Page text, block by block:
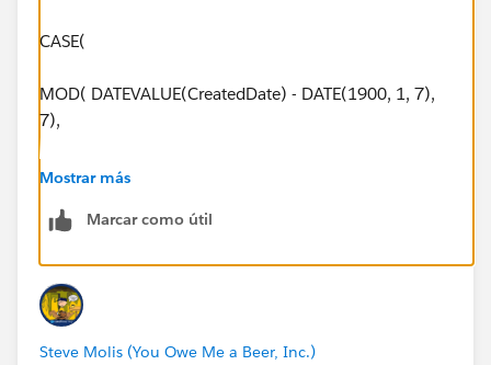
CASE(
MOD( DATEVALUE(CreatedDate) - DATE(1900, 1, 7),
7),
0, "1. Sunday",
1, "2. Monday",
2, "3. Tuesday",
3, "4. Wednesday",
Mostrar más
Marcar como útil
Steve Molis (You Owe Me a Beer, Inc.)